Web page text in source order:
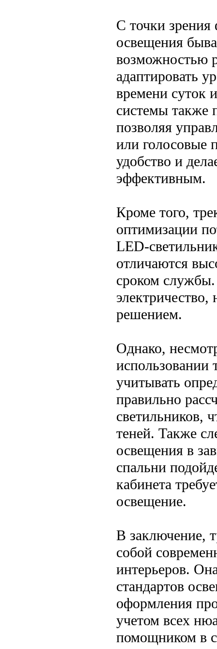
С точки зрения
освещения
возможностью
адаптировать
времени суток
системы также
позволяя
или голосовые
удобство и
эффективным.
Кроме того,
оптимизации
LED-
отличаются
сроком
решением.
Однако,
использовании
учитывать
правильно
светильников,
теней. Также
освещения в
спальни
кабинета
освещение.
В заключение,
собой
интерьеров.
стандартов
оформления
учетом всех
помощником в